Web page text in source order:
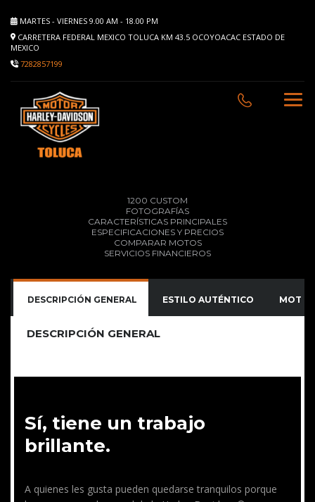
MARTES - VIERNES 9.00 AM - 18.00 PM
CARRETERA FEDERAL MEXICO TOLUCA KM 43.5 OCOYOACAC ESTADO DE
MEXICO
7282857199
1200 CUSTOM
FOTOGRAFÍAS
CARACTERÍSTICAS PRINCIPALES
ESPECIFICACIONES Y PRECIOS
COMPARAR MOTOS
SERVICIOS FINANCIEROS
DESCRIPCIÓN GENERAL ESTILO AUTÉNTICO
DESCRIPCIÓN GENERAL
Sí, tiene un trabajo
brillante.
A quienes les gusta pueden quedarse tranquilos porque